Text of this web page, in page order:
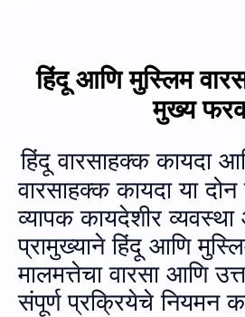
हिंदू आणि मुस्लिम
मुख्य
हिंदू वारसाहक्क कायदा
वारसाहक्क कायदा या
व्यापक कायदेशीर
प्रामुख्याने हिंदू आणि
मालमत्तेचा वारसा आणि
संपूर्ण प्रक्रियेचे नियमन